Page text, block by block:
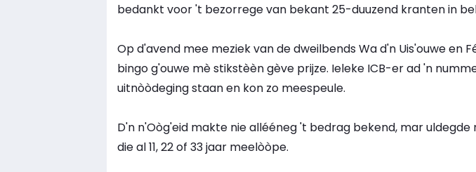
bedankt voor 't bezorrege van bekant 25-duuzend kranten in
Op d'avend mee meziek van de dweilbends Wa d'n Uis'ouwe en
bingo g'ouwe mè stikstèèn gève prijze. Ieleke ICB-er ad 'n
uitnòòdeging staan en kon zo meespeule.
D'n n'Oòg'eid makte nie allééneg 't bedrag bekend, mar uldegde
die al 11, 22 of 33 jaar meelòòpe.